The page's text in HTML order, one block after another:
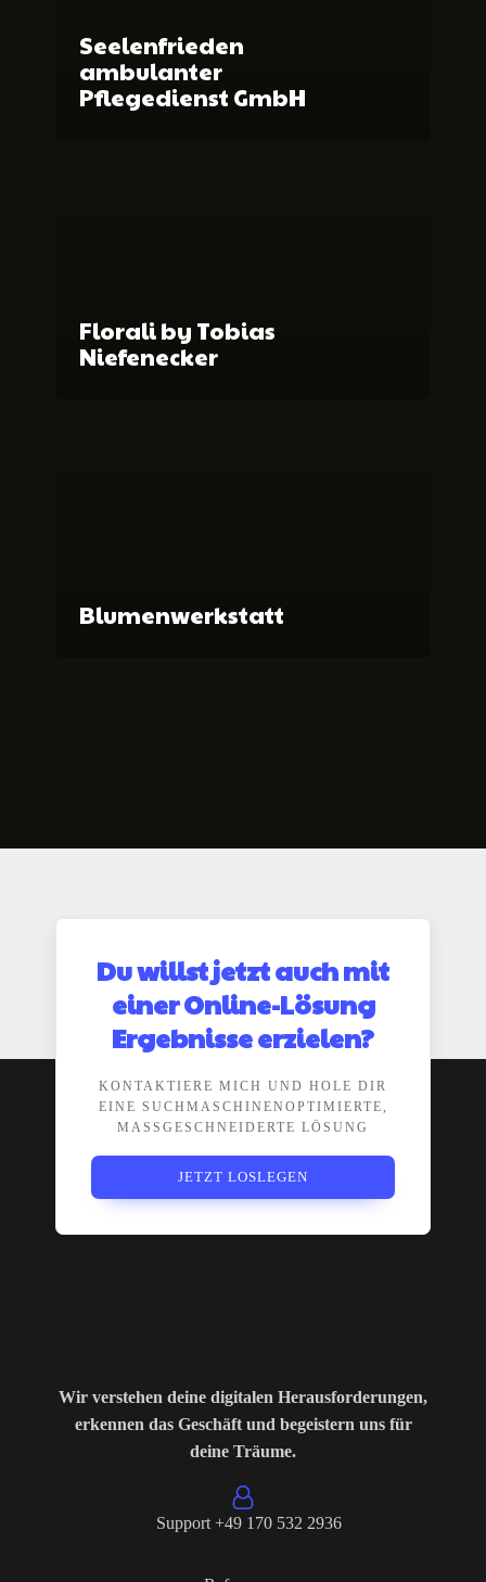
Seelenfrieden
ambulanter
Pflegedienst GmbH
Florali by Tobias
Niefenecker
Blumenwerkstatt
Du willst jetzt auch mit
einer Online-Lösung
Ergebnisse erzielen?
KONTAKTIERE MICH UND HOLE DIR
EINE SUCHMASCHINENOPTIMIERTE,
MASSGESCHNEIDERTE LÖSUNG
JETZT LOSLEGEN
Wir verstehen deine digitalen Herausforderungen,
erkennen das Geschäft und begeistern uns für
deine Träume.
Support +49 170 532 2936